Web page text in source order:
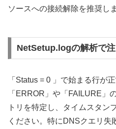
ソースへの接続解除を推奨しま
NetSetup.logの解析で
「Status = 0 」で始まる行が
「ERROR」や「FAILURE」
トリを特定し、タイムスタン
ください。特にDNSクエリ失